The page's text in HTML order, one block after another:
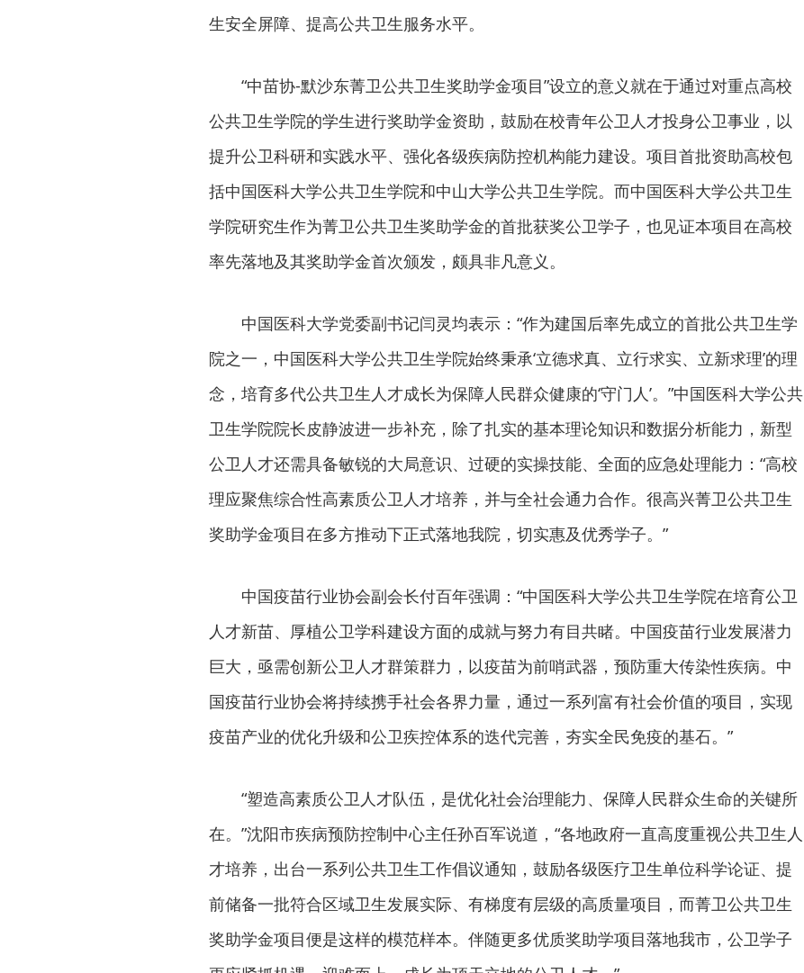
生安全屏障、提高公共卫生服务水平。
“中苗协-默沙东菁卫公共卫生奖助学金项目”设立的意义就在于通过对重点高校
公共卫生学院的学生进行奖助学金资助，鼓励在校青年公卫人才投身公卫事业，以
提升公卫科研和实践水平、强化各级疾病防控机构能力建设。项目首批资助高校包
括中国医科大学公共卫生学院和中山大学公共卫生学院。而中国医科大学公共卫生
学院研究生作为菁卫公共卫生奖助学金的首批获奖公卫学子，也见证本项目在高校
率先落地及其奖助学金首次颁发，颇具非凡意义。
中国医科大学党委副书记闫灵均表示：“作为建国后率先成立的首批公共卫生学
院之一，中国医科大学公共卫生学院始终秉承‘立德求真、立行求实、立新求理’的理
念，培育多代公共卫生人才成长为保障人民群众健康的‘守门人’。”中国医科大学公共
卫生学院院长皮静波进一步补充，除了扎实的基本理论知识和数据分析能力，新型
公卫人才还需具备敏锐的大局意识、过硬的实操技能、全面的应急处理能力：“高校
理应聚焦综合性高素质公卫人才培养，并与全社会通力合作。很高兴菁卫公共卫生
奖助学金项目在多方推动下正式落地我院，切实惠及优秀学子。”
中国疫苗行业协会副会长付百年强调：“中国医科大学公共卫生学院在培育公卫
人才新苗、厚植公卫学科建设方面的成就与努力有目共睹。中国疫苗行业发展潜力
巨大，亟需创新公卫人才群策群力，以疫苗为前哨武器，预防重大传染性疾病。中
国疫苗行业协会将持续携手社会各界力量，通过一系列富有社会价值的项目，实现
疫苗产业的优化升级和公卫疾控体系的迭代完善，夯实全民免疫的基石。”
“塑造高素质公卫人才队伍，是优化社会治理能力、保障人民群众生命的关键所
在。”沈阳市疾病预防控制中心主任孙百军说道，“各地政府一直高度重视公共卫生人
才培养，出台一系列公共卫生工作倡议通知，鼓励各级医疗卫生单位科学论证、提
前储备一批符合区域卫生发展实际、有梯度有层级的高质量项目，而菁卫公共卫生
奖助学金项目便是这样的模范样本。伴随更多优质奖助学项目落地我市，公卫学子